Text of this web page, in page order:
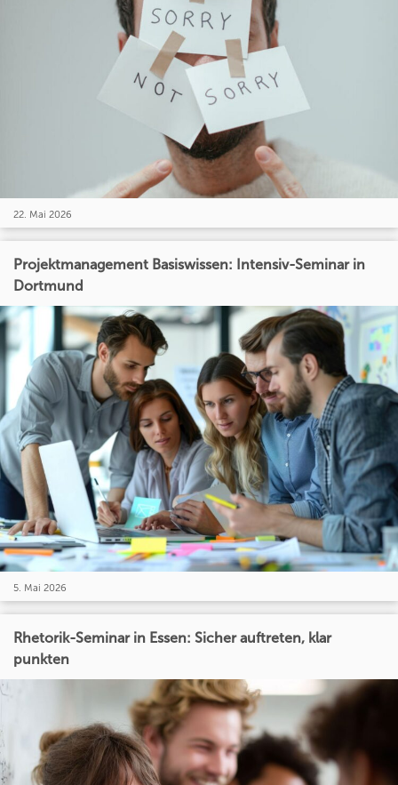
22. Mai 2026
Projektmanagement Basiswissen: Intensiv-Seminar in
Dortmund
5. Mai 2026
Rhetorik-Seminar in Essen: Sicher auftreten, klar
punkten